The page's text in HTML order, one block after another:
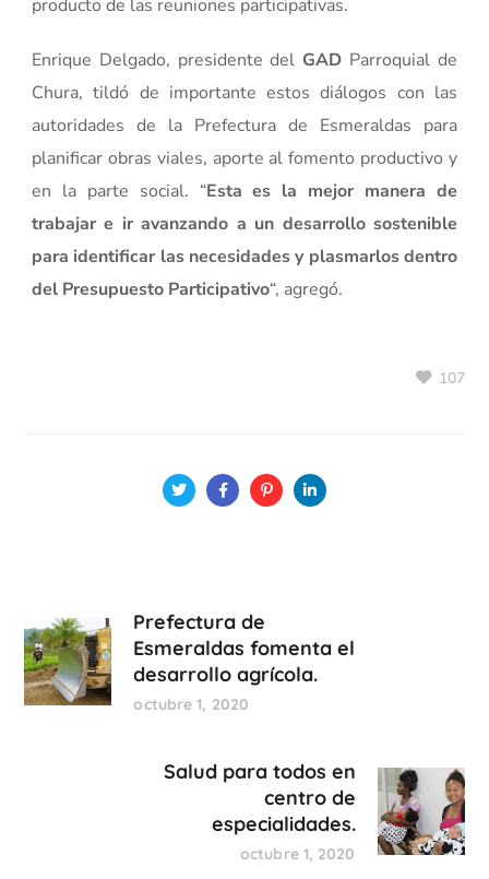
producto de las reuniones participativas.
Enrique Delgado, presidente del GAD Parroquial de
Chura, tildó de importante estos diálogos con las
autoridades de la Prefectura de Esmeraldas para
planificar obras viales, aporte al fomento productivo y
en la parte social. “Esta es la mejor manera de
trabajar e ir avanzando a un desarrollo sostenible
para identificar las necesidades y plasmarlos dentro
del Presupuesto Participativo“, agregó.
107
Prefectura de
Esmeraldas fomenta el
desarrollo agrícola.
octubre 1, 2020
Salud para todos en
centro de
especialidades.
octubre 1, 2020